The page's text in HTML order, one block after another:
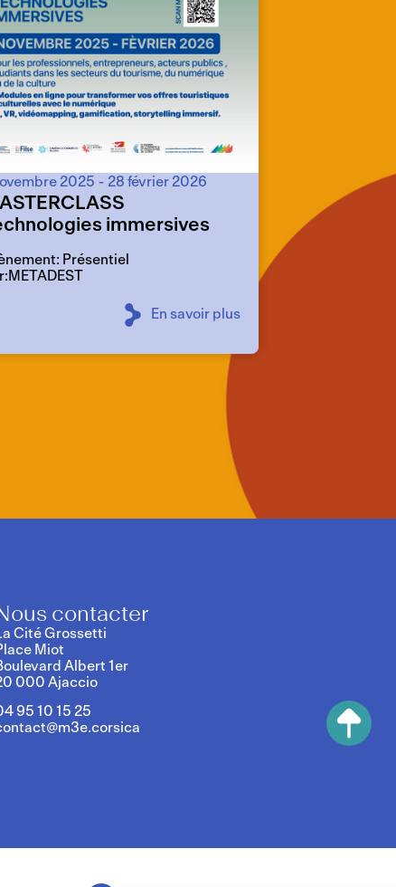
2025 - 28 février 2026
immersives
Présentiel
En savoir plus
contacter
Cité Grossetti
Miot
Albert 1er
000 Ajaccio
95 10 15 25